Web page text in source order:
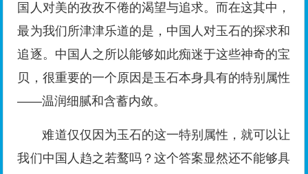
国人对美的孜孜不倦的渴望与追求。而在这其中，
最为我们所津津乐道的是，中国人对玉石的探求和
追逐。中国人之所以能够如此痴迷于这些神奇的宝
贝，很重要的一个原因是玉石本身具有的特别属性
——温润细腻和含蓄内敛。
难道仅仅因为玉石的这一特别属性，就可以让
我们中国人趋之若鹜吗？这个答案显然还不能够具